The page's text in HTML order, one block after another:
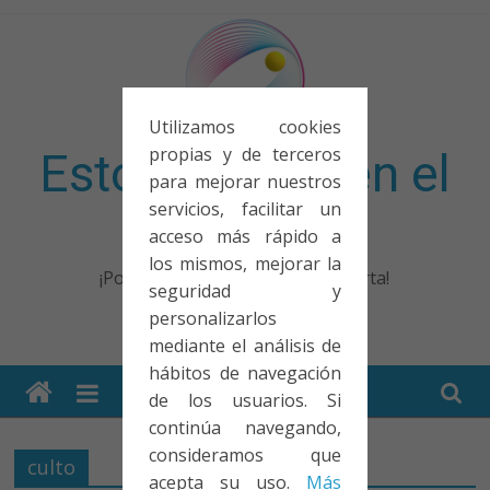
Utilizamos cookies
propias y de terceros
para mejorar nuestros
servicios, facilitar un
acceso más rápido a
los mismos, mejorar la
seguridad y
personalizarlos
mediante el análisis de
hábitos de navegación
de los usuarios. Si
continúa navegando,
consideramos que
acepta su uso. Más
Esto no entra en el
examen
¡Porque no solo el examen importa!
culto